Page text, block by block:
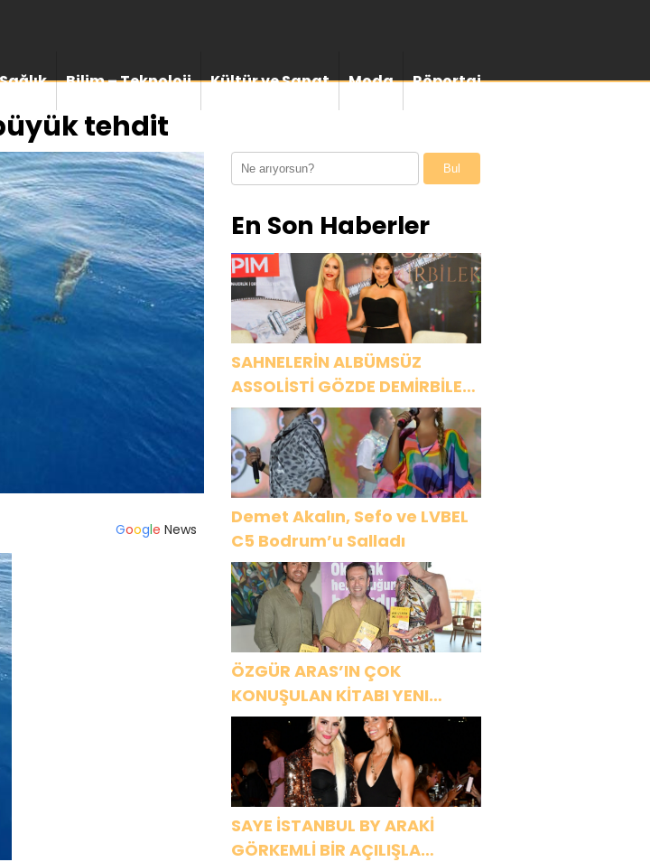
Bilim – Teknoloji Kültür ve Sanat Moda Röportaj
tehdit
Google News
Bul
En Son Haberler
SAHNELERİN ALBÜMSÜZ
ASSOLİSTİ GÖZDE DEMİRBİLEK,
NR1 MAGAZİN’DE: “SON
ASSOLİST OLARAK VAR
OLACAĞIM!”
Demet Akalın, Sefo ve LVBEL
C5 Bodrum’u Salladı
ÖZGÜR ARAS’IN ÇOK
KONUŞULAN KİTABI YENI
BASKISINI TITANIC LUXURY
COLLECTION BODRUM’DA
KUTLADI
SAYE İSTANBUL BY ARAKİ
GÖRKEMLİ BİR AÇILIŞLA